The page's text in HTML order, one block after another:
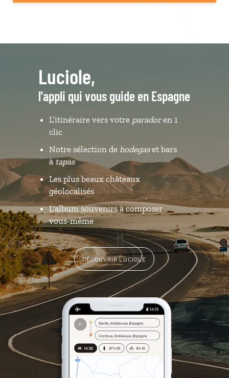
Luciole,
l'appli qui vous guide en Espagne
L’itinéraire vers votre paradoren 1
clic
Notre sélection de bodegaset bars
àtapas
Les plus beaux châteaux
géolocalisés
L'album souvenirs à composer
vous-même
DÉCOUVRIR LUCIOLE